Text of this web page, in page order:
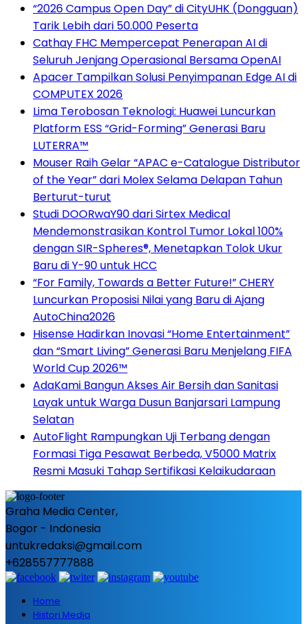
“2026 Campus Open Day” di CityUHK (Dongguan)
Tarik Lebih dari 50.000 Peserta
Cathay FHC Mempercepat Penerapan AI di
Seluruh Jenjang Operasional Bersama OpenAI
Apacer Tampilkan Solusi Penyimpanan Edge AI di
COMPUTEX 2026
Lima Terobosan Teknologi: Huawei Luncurkan
Platform ESS “Grid-Forming” Generasi Baru
LUTERRA™
Mouser Raih Gelar “APAC e-Catalogue Distributor
of the Year” dari Molex Selama Delapan Tahun
Berturut-turut
Studi DOORwaY90 dari Sirtex Medical
Mendemonstrasikan Kontrol Tumor Lokal 100%
dengan SIR-Spheres®, Menetapkan Tolok Ukur
Baru di Y-90 untuk HCC
“For Family, Towards a Better Future!” CHERY
Luncurkan Proposisi Nilai yang Baru di Ajang
AutoChina2026
Hisense Hadirkan Inovasi “Home Entertainment”
dan “Smart Living” Generasi Baru Menjelang FIFA
World Cup 2026™
AdaKami Bangun Akses Air Bersih dan Sanitasi
Layak untuk Warga Dusun Banjarsari Lampung
Selatan
AutoFlight Rampungkan Uji Terbang dengan
Formasi Tiga Pesawat Berbeda, V5000 Matrix
Resmi Masuki Tahap Sertifikasi Kelaikudaraan
Graha Media Center,
Bogor - Indonesia
untukredaksi@gmail.com
+628557777888
Home
Histori Media